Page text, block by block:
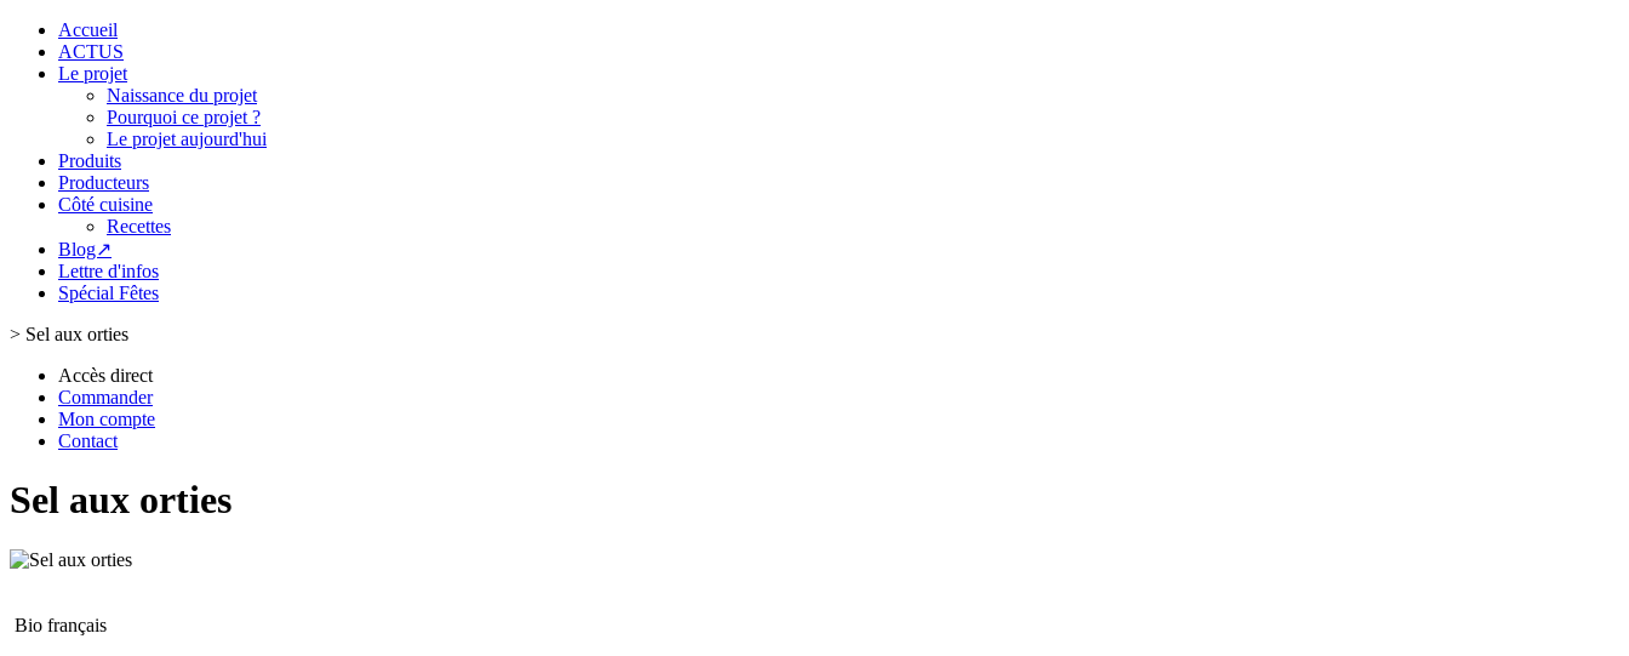
Accueil
ACTUS
Le projet
Naissance du projet
Pourquoi ce projet ?
Le projet aujourd'hui
Produits
Producteurs
Côté cuisine
Recettes
Blog↗
Lettre d'infos
Spécial Fêtes
> Sel aux orties
Accès direct
Commander
Mon compte
Contact
Sel aux orties
Bio français